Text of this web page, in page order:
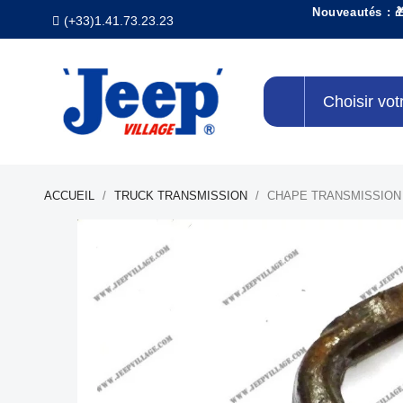
(+33)1.41.73.23.23
Nouveautés :
Choisir
ACCUEIL TRUCK TRANSMISSION CHAPE